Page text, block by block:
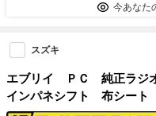
今あなた
スズキ
エブリイ ＰＣ 純正ラジ
インパネシフト 布シート